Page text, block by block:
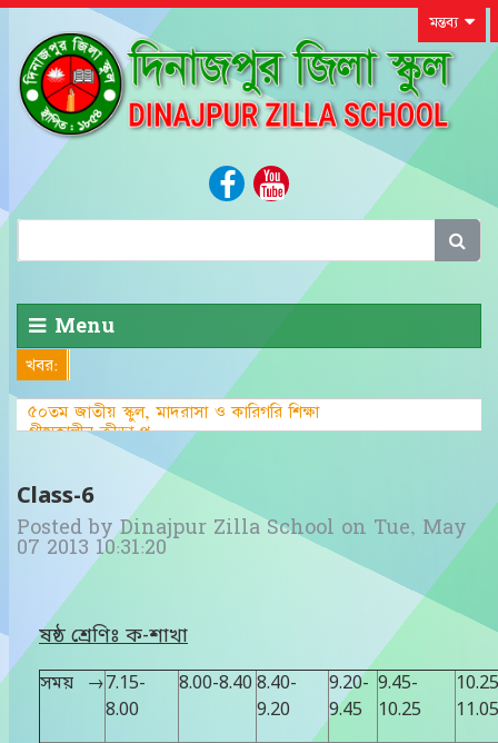
মন্তব্য
Menu
খবর:
৫০তম জাতীয় স্কুল, মাদরাসা ও কারিগরি শিক্ষা
গ্রীষ্মকালীন ক্রীড়া প্রতিযোগিতা-২০২৩ এ জেলা পর্
Class-6
Posted byDinajpur Zilla School on Tue, May
07 2013 10:31:20
ষষ্ঠ শ্রেণিঃ ক-শাখা
সময় →7.15-
8.00
8.00-8.40 8.40-
9.20
9.20-
9.45
9.45-
10.25
11.05